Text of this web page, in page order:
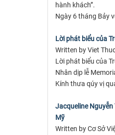
hành khách”.
Ngày 6 tháng Bảy
Lời phát biểu của
Written by Viet
Lời phát biểu của
Nhân dịp lễ
Kính thưa qúy vị
Jacqueline
Mỹ
Written by Cơ Sở